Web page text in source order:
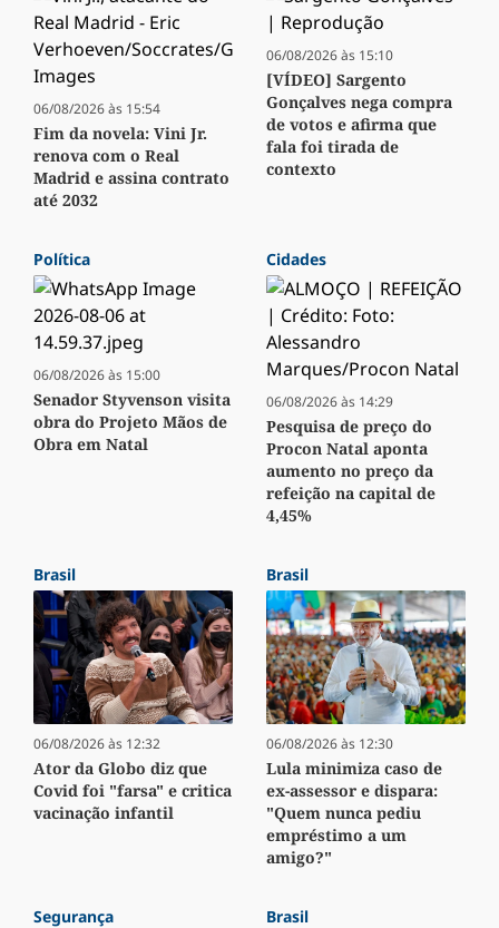
06/08/2026 às 15:54
Fim da novela: Vini Jr.
renova com o Real
Madrid e assina contrato
até 2032
06/08/2026 às 15:10
[VÍDEO] Sargento
Gonçalves nega compra
de votos e afirma que
fala foi tirada de
contexto
Política
06/08/2026 às 15:00
Senador Styvenson visita
obra do Projeto Mãos de
Obra em Natal
Cidades
06/08/2026 às 14:29
Pesquisa de preço do
Procon Natal aponta
aumento no preço da
refeição na capital de
4,45%
Brasil
06/08/2026 às 12:32
Ator da Globo diz que
Covid foi "farsa" e critica
vacinação infantil
Brasil
06/08/2026 às 12:30
Lula minimiza caso de
ex-assessor e dispara:
"Quem nunca pediu
empréstimo a um
amigo?"
Segurança Brasil